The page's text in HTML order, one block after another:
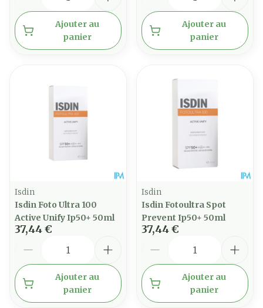
Ajouter au
panier
Ajouter au
panier
Isdin
Isdin Foto Ultra 100
Active Unify Ip50+ 50ml
37,44 €
Ajouter au
panier
Isdin
Isdin Fotoultra Spot
Prevent Ip50+ 50ml
37,44 €
Ajouter au
panier